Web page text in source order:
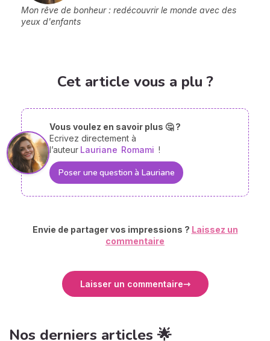
Mon rêve de bonheur : redécouvrir le monde avec des
yeux d'enfants
Cet article vous a plu ?
Vous voulez en savoir plus 🤔 ?
Ecrivez directement à
l’auteur Lauriane Romami !
Poser une question à Lauriane
Envie de partager vos impressions ? Laissez un
commentaire
Laisser un commentaire
Nos derniers articles 🌟